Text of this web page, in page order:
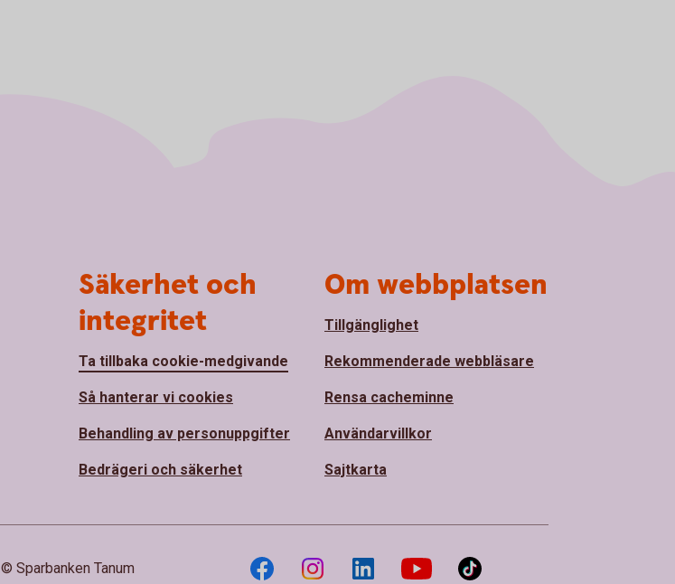
Säkerhet och
integritet
Ta tillbaka cookie-medgivande
Så hanterar vi cookies
Behandling av personuppgifter
Bedrägeri och säkerhet
Om webbplatsen
Tillgänglighet
Rekommenderade webbläsare
Rensa cacheminne
Användarvillkor
Sajtkarta
© Sparbanken Tanum